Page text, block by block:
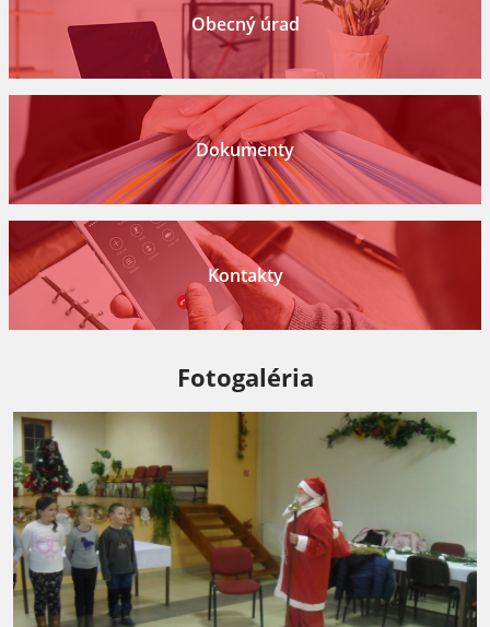
Obecný úrad
Dokumenty
Kontakty
Fotogaléria